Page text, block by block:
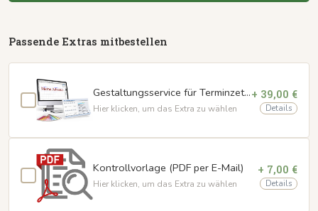
Passende Extras mitbestellen
Gestaltungsservice für Terminzettel
Hier klicken, um das Extra zu wählen
+ 39,00 €
Details
Kontrollvorlage (PDF per E-Mail)
Hier klicken, um das Extra zu wählen
+ 7,00 €
Details